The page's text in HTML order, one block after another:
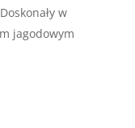
w
jagodowym